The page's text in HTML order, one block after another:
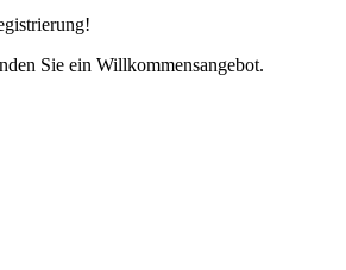
Sie ein Willkommensangebot.